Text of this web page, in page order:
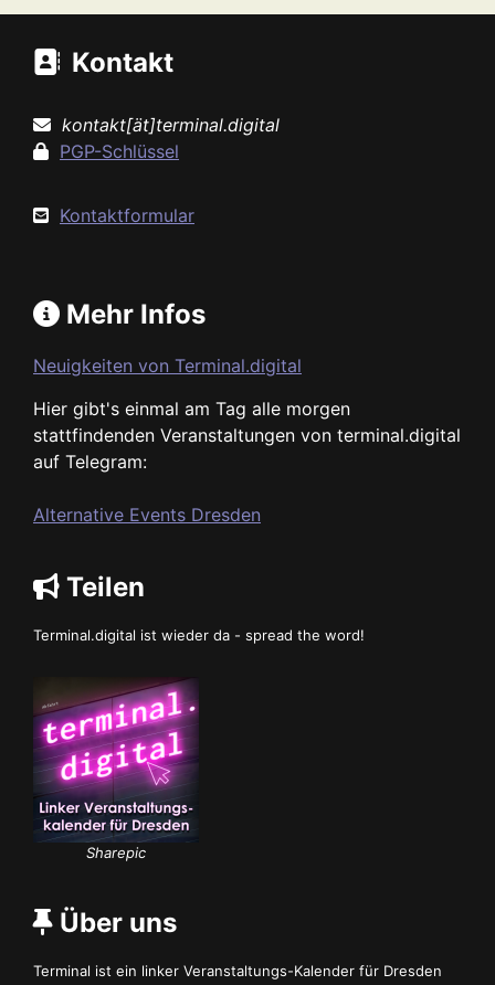
Kontakt
kontakt[ät]terminal.digital
PGP-Schlüssel
Kontaktformular
Mehr Infos
Neuigkeiten von Terminal.digital
Hier gibt's einmal am Tag alle morgen
stattfindenden Veranstaltungen von terminal.digital
auf Telegram:
Alternative Events Dresden
Teilen
Terminal.digital ist wieder da - spread the word!
Sharepic
Über uns
Terminal ist ein linker Veranstaltungs-Kalender für Dresden